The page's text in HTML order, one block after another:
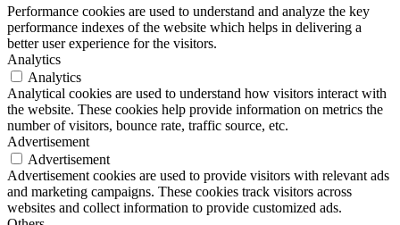
Performance cookies are used to understand and analyze the key
performance indexes of the website which helps in delivering a
better user experience for the visitors.
Analytics
Analytics
Analytical cookies are used to understand how visitors interact with
the website. These cookies help provide information on metrics the
number of visitors, bounce rate, traffic source, etc.
Advertisement
Advertisement
Advertisement cookies are used to provide visitors with relevant ads
and marketing campaigns. These cookies track visitors across
websites and collect information to provide customized ads.